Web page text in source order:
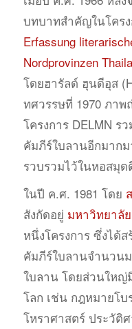
บทบาทสำคัญในโคร
Erfassung
Nordprovinzen
โดยฮารัลด์ ฮุนดีอุส
ทศวรรษที่ 1970 ภา
โครงการ DELMN
คัมภีร์ใบลานอีกมาก
รวบรวมไว้ในหอสมุ
ในปี ค.ศ. 1981 โดย
สังกัดอยู่ มหาวิทยาลั
หนึ่งโครงการ ซึ่งได้
คัมภีร์ใบลานจำนวน
ใบลาน โดยส่วนใหญ่
โลก เช่น กฎหมายโ
โหราศาสตร์ ประวัติ